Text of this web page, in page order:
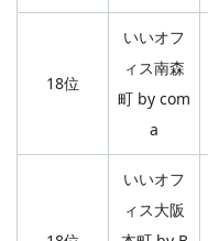
18位
いいオフ
ィス南森
町 by com
a
いいオフ
ィス大阪